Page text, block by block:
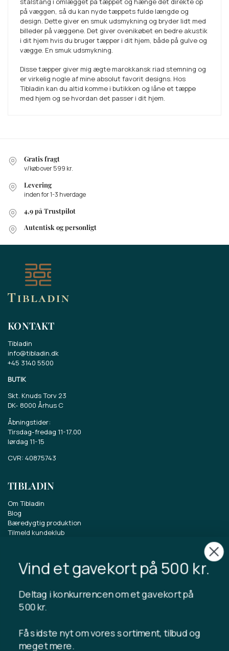
på væggen, så du kan nyde tæppets fulde længde og
design. Dette giver en smuk udsmykning og bryder lidt med
billeder på væggene. Det giver ovenikøbet en bedre akustik
i dit hjem hvis du bruger tæpper i dit hjem, både på gulve og
vægge. En smuk udsmykning.
Disse tæpper giver mig ægte marokkansk riad stemning og
er virkelig nogle af mine absolut favorit designs. Hos
Tibladin kan du altid komme i butikken og låne et tæppe
med hjem og se hvordan det passer i dit hjem.
Gratis fragt
v/køb over 599 kr.
Levering
inden for 1-3 hverdage
4,9 på Trustpilot
Autentisk og personligt
KONTAKT
Tibladin
info@tibladin.dk
+45 3140 5500
BUTIK
Skt. Knuds Torv 23
DK- 8000 Århus C
Åbningstider:
Tirsdag-fredag 11-17.00
lørdag 11-15
CVR: 40875743
TIBLADIN
Om Tibladin
Blog
Bæredygtig produktion
Tilmeld kundeklub
INFORMATION
Gavekort saldo
Privatlivspolitik
Fortrydelsesret
Vind et gavekort på 500 kr.
Få sidste nyt om vores sortiment, tilbud og
meget mere.